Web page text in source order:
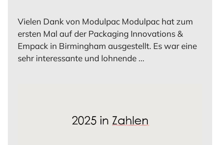
Vielen Dank von Modulpac Modulpac hat zum
ersten Mal auf der Packaging Innovations &
Empack in Birmingham ausgestellt. Es war eine
sehr interessante und lohnende ...